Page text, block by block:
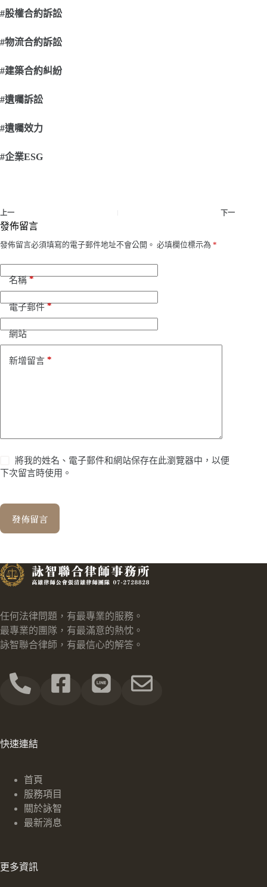
#股權合約訴訟
#物流合約訴訟
#建築合約糾紛
#遺囑訴訟
#遺囑效力
#企業ESG
上一 下一
發佈留言
發佈留言必須填寫的電子郵件地址不會公開。 必填欄位標示為 *
名稱*
電子郵件*
網站
新增留言 *
將我的姓名、電子郵件和網站保存在此瀏覽器中，以便
下次留言時使用。
發佈留言
任何法律問題，有最專業的服務。
最專業的團隊，有最滿意的熱忱。
詠智聯合律師，有最信心的解答。
快速連結
首頁
服務項目
關於詠智
最新消息
更多資訊